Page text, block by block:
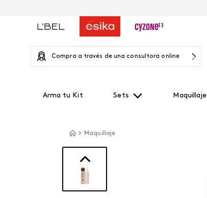
Compra a través de una consultora online
Arma tu Kit Sets Maquillaje
Maquillaje